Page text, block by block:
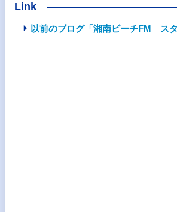
Link
以前のブログ「湘南ビーチFM スタ